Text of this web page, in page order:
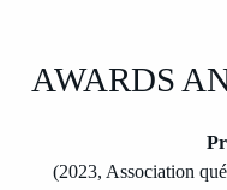
AWARDS
(2023, Association